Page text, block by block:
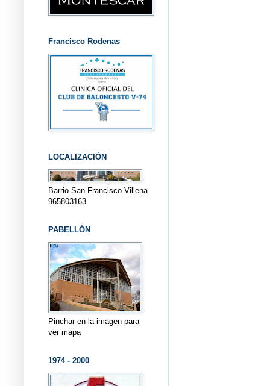
Francisco Rodenas
LOCALIZACIÓN
Barrio San Francisco Villena
965803163
PABELLÓN
Pinchar en la imagen para
ver mapa
1974 - 2000